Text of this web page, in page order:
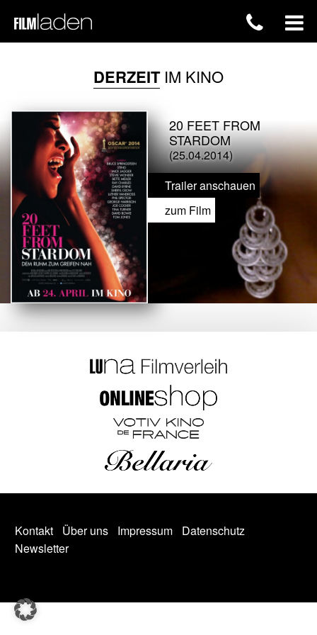
DERZEITIM KINO
20 FEET FROM
STARDOM
(25.04.2014)
Trailer anschauen
zum Film
Kontakt Über uns Impressum
Datenschutz
Newsletter